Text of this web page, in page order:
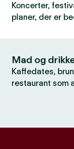
Koncerter,
planer, der er
Mad og
Kaffedates,
restaurant som